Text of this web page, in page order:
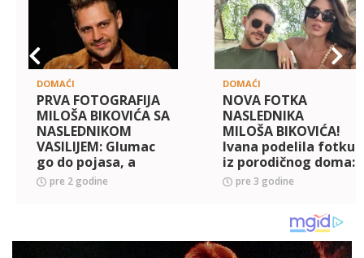
DOMAĆI
PRVA FOTOGRAFIJA
MILOŠA BIKOVIĆA SA
NASLEDNIKOM
VASILIJEM: Glumac
go do pojasa, a
mališan u plišanom
odelcetu!
pre 2 godine
DOMAĆI
NOVA FOTKA
NASLEDNIKA
MILOŠA BIKOVIĆA!
Ivana podelila fotku
iz porodičnog doma:
Evo kakvu benkicu
nosi mali Vasilije!
pre 3 godine